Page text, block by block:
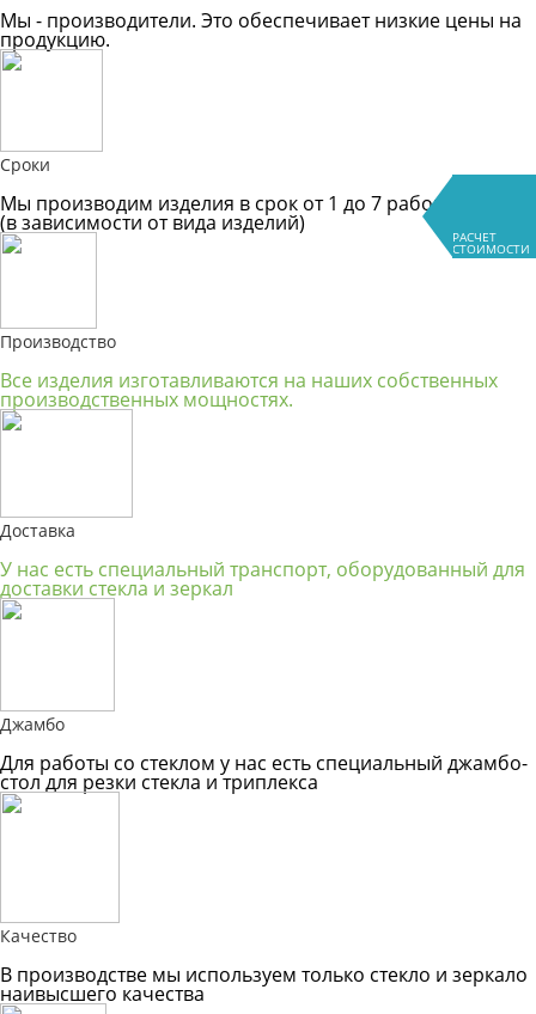
РАСЧЕТ
СТОИМОСТИ
Мы - производители. Это обеспечивает низкие цены на
продукцию.
Сроки
Мы производим изделия в срок от 1 до 7 рабочих дней
(в зависимости от вида изделий)
Производство
Все изделия изготавливаются на наших собственных
производственных мощностях.
Доставка
У нас есть специальный транспорт, оборудованный для
доставки стекла и зеркал
Джамбо
Для работы со стеклом у нас есть специальный джамбо-
стол для резки стекла и триплекса
Качество
В производстве мы используем только стекло и зеркало
наивысшего качества